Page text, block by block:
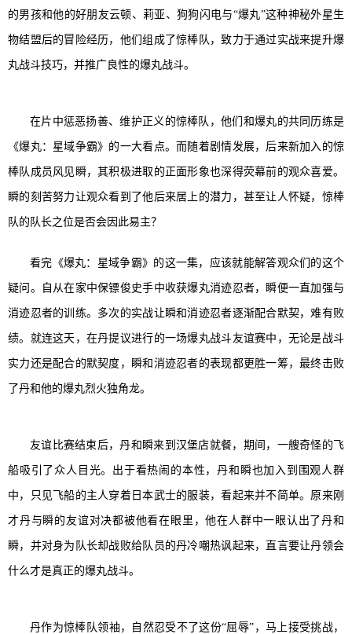
的男孩和他的好朋友云顿、莉亚、狗狗闪电与“爆丸”这种神秘外星生
物结盟后的冒险经历，他们组成了惊棒队，致力于通过实战来提升爆
丸战斗技巧，并推广良性的爆丸战斗。
在片中惩恶扬善、维护正义的惊棒队，他们和爆丸的共同历练是
《爆丸：星域争霸》的一大看点。而随着剧情发展，后来新加入的惊
棒队成员风见瞬，其积极进取的正面形象也深得荧幕前的观众喜爱。
瞬的刻苦努力让观众看到了他后来居上的潜力，甚至让人怀疑，惊棒
队的队长之位是否会因此易主？
看完《爆丸：星域争霸》的这一集，应该就能解答观众们的这个
疑问。自从在家中保镖俊史手中收获爆丸消迹忍者，瞬便一直加强与
消迹忍者的训练。 多次的实战让瞬和消迹忍者逐渐配合默契，难有败
绩。就连这天，在丹提议进行的一场爆丸战斗友谊赛中，无论是战斗
实力还是配合的默契度，瞬和消迹忍者的表现都更胜一筹，最终击败
了丹和他的爆丸烈火独角龙。
友谊比赛结束后，丹和瞬来到汉堡店就餐，期间，一艘奇怪的飞
船吸引了众人目光。出于看热闹的本性，丹和瞬也加入到围观人群
中，只见飞船的主人穿着日本武士的服装，看起来并不简单。原来刚
才丹与瞬的友谊对决都被他看在眼里，他在人群中一眼认出了丹和
瞬，并对身为队长却战败给队员的丹冷嘲热讽起来，直言要让丹领会
什么才是真正的爆丸战斗。
丹作为惊棒队领袖，自然忍受不了这份“屈辱”，马上接受挑战，